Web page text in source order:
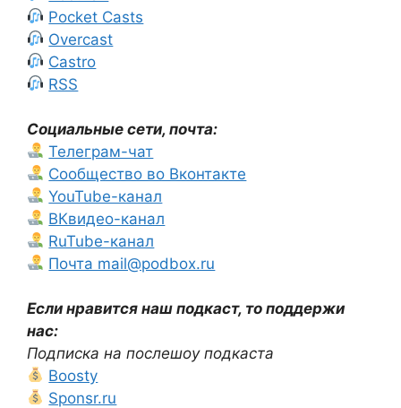
Pocket Casts
Overcast
Castro
RSS
Социальные сети, почта:
Телеграм-чат
Сообщество во Вконтакте
YouTube-канал
ВКвидео-канал
RuTube-канал
Почта mail@podbox.ru
Если нравится наш подкаст, то поддержи
нас:
Подписка на послешоу подкаста
Boosty
Sponsr.ru